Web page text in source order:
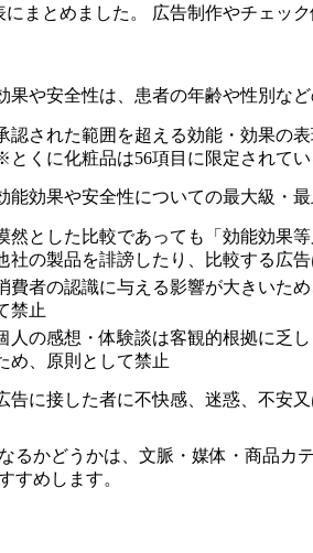
まとめました。 広告制作やチェッ
果や安全性は、患者の年齢や性別な
認された範囲を超える効能・効果の
とくに化粧品は56項目に限定されてい
能効果や安全性についての最大級・
然とした比較であっても「効能効果
社の製品を誹謗したり、比較する広告
費者の認識に与える影響が大きいた
禁止
人の感想・体験談は客観的根拠に乏
め、原則として禁止
告に接した者に不快感、迷惑、不安
かどうかは、文脈・媒体・商品カ
すめします。